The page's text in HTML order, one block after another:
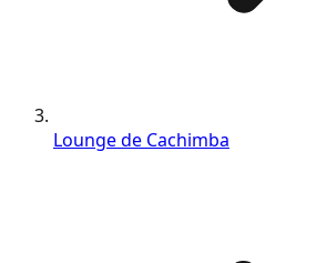
Lounge de Cachimba